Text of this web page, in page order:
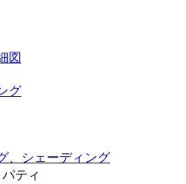
図
グ
、シェーディング
ティ